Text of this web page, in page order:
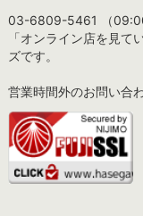
03-6809-5461 （
「オンライン店を見て
ズです。
営業時間外のお問い合